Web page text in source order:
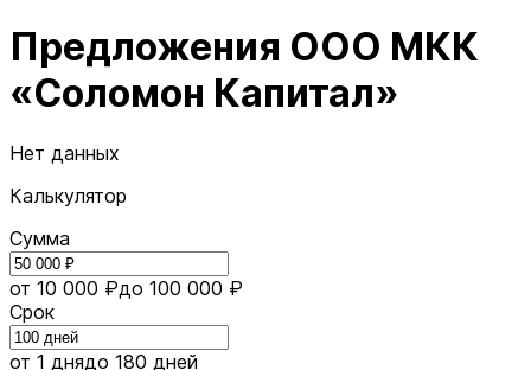
Предложения ООО МКК
«Соломон Капитал»
Нет данных
Калькулятор
Сумма
от 10 000 ₽до 100 000 ₽
Срок
от 1 днядо 180 дней